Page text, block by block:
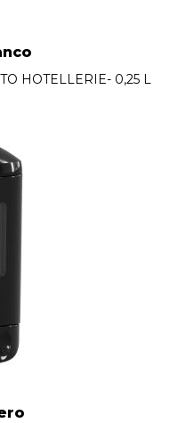
HOTELLERIE- 0,25 L